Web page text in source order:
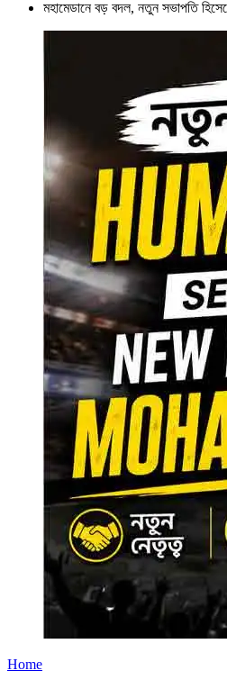
মহামেডানে বড় বদল, নতুন সভাপতি
Home